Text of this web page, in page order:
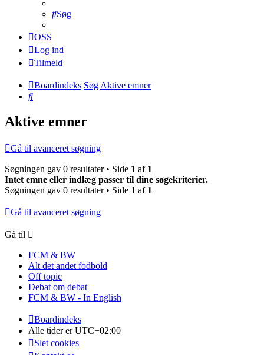
Søg
OSS
Log ind
Tilmeld
Boardindeks SøgAktive emner
Søg
Aktive emner
Gå til avanceret søgning
Søgningen gav 0 resultater • Side 1 af 1
Intet emne eller indlæg passer til dine søgekriterier.
Søgningen gav 0 resultater • Side 1 af 1
Gå til avanceret søgning
Gå til
FCM & BW
Alt det andet fodbold
Off topic
Debat om debat
FCM & BW - In English
Boardindeks
Alle tider erUTC+02:00
Slet cookies